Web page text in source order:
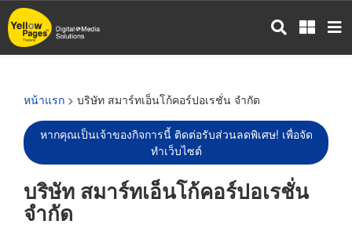
ข้าม
ไป
หน้าแรก > บริษัท สมาร์ทเอ็นโก้คอร์ปอเรชั่น จำกัด
หากคุณเป็นเจ้าของกิจการนี้ ติดต่อรับส่วนลดพิเศษ! เพื่อจัด
ทำเว็บไซต์
บริษัท สมาร์ทเอ็นโก้คอร์ปอเรชั่น
จำกัด